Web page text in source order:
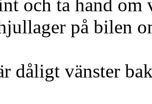
och ta hand om
på bilen
dåligt vänster